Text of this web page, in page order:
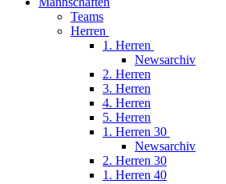
Teams
Herren
1. Herren
Newsarchiv
2. Herren
3. Herren
4. Herren
5. Herren
1. Herren 30
Newsarchiv
2. Herren 30
1. Herren 40